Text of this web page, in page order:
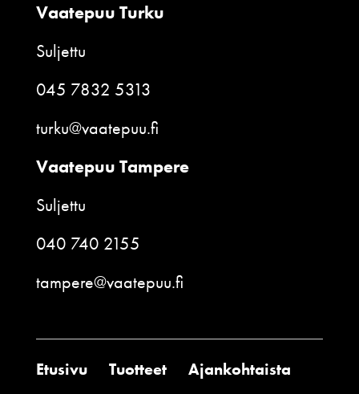
Vaatepuu Turku
Suljettu
045 7832 5313
turku@vaatepuu.fi
Vaatepuu Tampere
Suljettu
040 740 2155
tampere@vaatepuu.fi
Etusivu Tuotteet Ajankohtaista